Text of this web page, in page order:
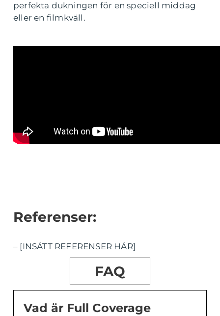
perfekta dukningen för en speciell middag
eller en filmkväll.
Referenser:
– [INSÄTT REFERENSER HÄR]
FAQ
Vad är Full Coverage